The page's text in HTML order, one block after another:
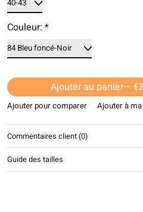
Couleur: *
Ajouter au panier —
Ajouter pour comparer Ajouter à
Commentaires client (0)
Guide des tailles